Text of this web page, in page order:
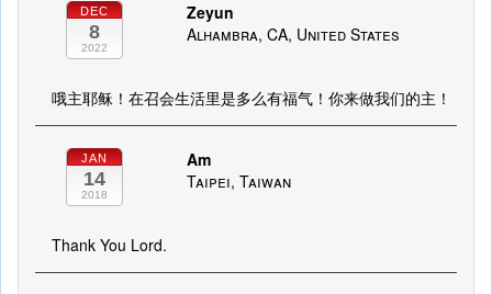
DEC
8
2022
Zeyun
Alhambra, CA, United States
哦主耶稣！在召会生活里是多么有福气！你来做我们的主！
JAN
14
2018
Am
Taipei, Taiwan
Thank You Lord.